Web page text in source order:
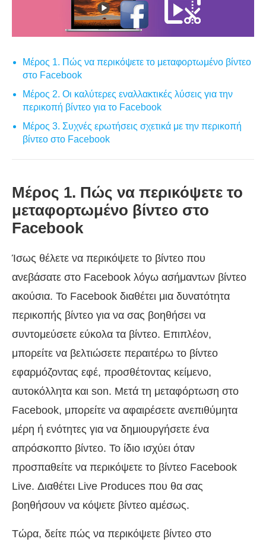
Μέρος 1. Πώς να περικόψετε το μεταφορτωμένο βίντεο
στο Facebook
Μέρος 2. Οι καλύτερες εναλλακτικές λύσεις για την
περικοπή βίντεο για το Facebook
Μέρος 3. Συχνές ερωτήσεις σχετικά με την περικοπή
βίντεο στο Facebook
Μέρος 1. Πώς να περικόψετε το
μεταφορτωμένο βίντεο στο
Facebook
Ίσως θέλετε να περικόψετε το βίντεο που
ανεβάσατε στο Facebook λόγω ασήμαντων βίντεο
ακούσια. Το Facebook διαθέτει μια δυνατότητα
περικοπής βίντεο για να σας βοηθήσει να
συντομεύσετε εύκολα τα βίντεο. Επιπλέον,
μπορείτε να βελτιώσετε περαιτέρω το βίντεο
εφαρμόζοντας εφέ, προσθέτοντας κείμενο,
αυτοκόλλητα και son. Μετά τη μεταφόρτωση στο
Facebook, μπορείτε να αφαιρέσετε ανεπιθύμητα
μέρη ή ενότητες για να δημιουργήσετε ένα
απρόσκοπτο βίντεο. Το ίδιο ισχύει όταν
προσπαθείτε να περικόψετε το βίντεο Facebook
Live. Διαθέτει Live Produces που θα σας
βοηθήσουν να κόψετε βίντεο αμέσως.
Τώρα, δείτε πώς να περικόψετε βίντεο στο